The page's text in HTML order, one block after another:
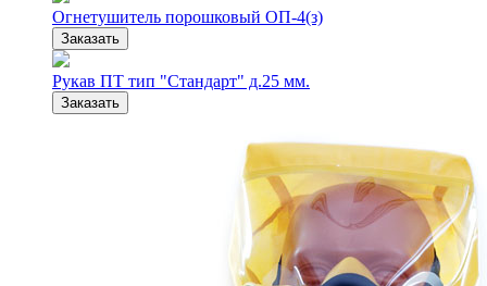
Огнетушитель порошковый ОП-4(з)
Заказать
Рукав ПТ тип "Стандарт" д.25 мм.
Заказать